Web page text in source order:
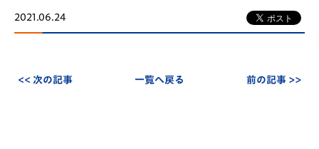
2021.06.24
<< 次の記事 一覧へ戻る 前の記事 >>